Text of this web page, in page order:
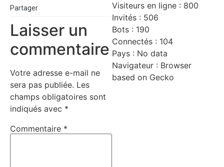
Partager
Laisser un
commentaire
Votre adresse e-mail ne
sera pas publiée. Les
champs obligatoires sont
indiqués avec *
Commentaire *
Visiteurs en ligne : 800
Invités : 506
Bots : 190
Connectés : 104
Pays : No data
Navigateur : Browser
based on Gecko